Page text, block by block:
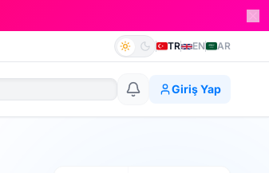
TR EN AR
Giriş Yap